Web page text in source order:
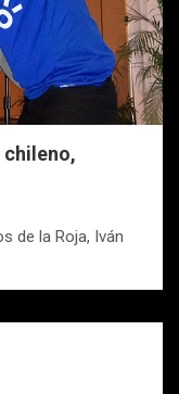
de la Roja, Iván